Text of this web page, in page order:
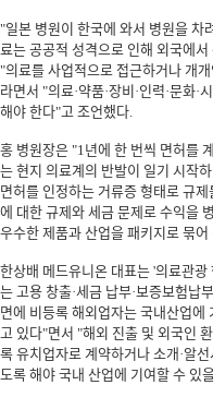
"일본 병원이 한국에 와서 병원을 차
료는 공공적 성격으로 인해 외국에
"의료를 사업적으로 접근하거나 개
라면서 "의료·약품·장비·인력·문화
해야 한다"고 조언했다.
홍 병원장은 "1년에 한 번씩 면허를
는 현지 의료계의 반발이 일기 시작
면허를 인정하는 거류증 형태로 규
에 대한 규제와 세금 문제로 수익을
우수한 제품과 산업을 패키지로 묶
한상배 메드유니온 대표는 '의료관
는 고용 창출·세금 납부·보증보험납
면에 비등록 해외업자는 국내산업에
고 있다"면서 "해외 진출 및 외국인
록 유치업자로 계약하거나 소개·알
도록 해야 국내 산업에 기여할 수 있